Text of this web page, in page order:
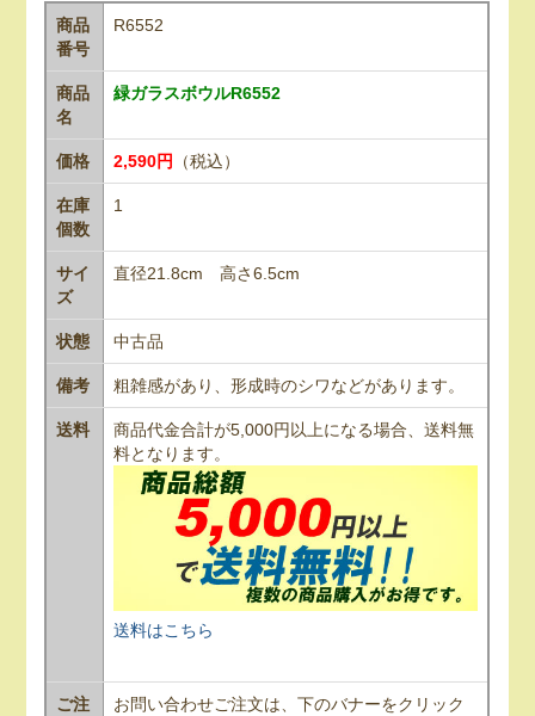
商品
番号
R6552
商品
名
緑ガラスボウルR6552
価格 2,590円 （税込）
在庫
個数
1
サイ
ズ
直径21.8cm 高さ6.5cm
状態 中古品
備考 粗雑感があり、形成時のシワなどがあります。
送料
商品代金合計が5,000円以上になる場合、送料無
料となります。
送料はこちら
ご注
お問い合わせご注文は、下のバナーをクリック